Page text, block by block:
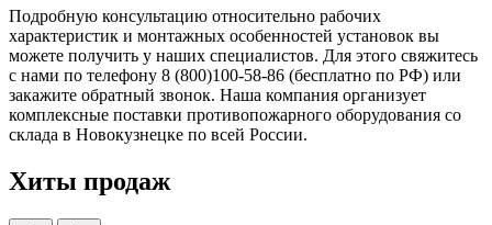
Подробную консультацию относительно рабочих
характеристик и монтажных особенностей установок вы
можете получить у наших специалистов. Для этого свяжитесь
с нами по телефону 8 (800)100-58-86 (бесплатно по РФ) или
закажите обратный звонок. Наша компания организует
комплексные поставки противопожарного оборудования со
склада в Новокузнецке по всей России.
Хиты продаж